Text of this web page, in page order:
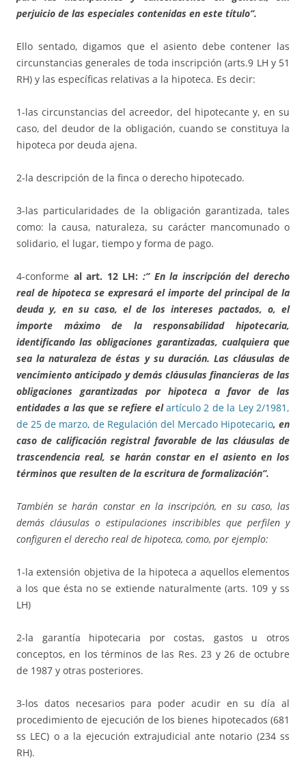
perjuicio de las especiales contenidas en este título”.
Ello sentado, digamos que el asiento debe contener las
circunstancias generales de toda inscripción (arts.9 LH y 51
RH) y las específicas relativas a la hipoteca. Es decir:
1-las circunstancias del acreedor, del hipotecante y, en su
caso, del deudor de la obligación, cuando se constituya la
hipoteca por deuda ajena.
2-la descripción de la finca o derecho hipotecado.
3-las particularidades de la obligación garantizada, tales
como: la causa, naturaleza, su carácter mancomunado o
solidario, el lugar, tiempo y forma de pago.
4-conforme al art. 12 LH: :” En la inscripción del derecho
real de hipoteca se expresará el importe del principal de la
deuda y, en su caso, el de los intereses pactados, o, el
importe máximo de la responsabilidad hipotecaria,
identificando las obligaciones garantizadas, cualquiera que
sea la naturaleza de éstas y su duración. Las cláusulas de
vencimiento anticipado y demás cláusulas financieras de las
obligaciones garantizadas por hipoteca a favor de las
entidades a las que se refiere elartículo 2 de la Ley 2/1981,
de 25 de marzo, de Regulación del Mercado Hipotecario, en
caso de calificación registral favorable de las cláusulas de
trascendencia real, se harán constar en el asiento en los
términos que resulten de la escritura de formalización”.
También se harán constar en la inscripción, en su caso, las
demás cláusulas o estipulaciones inscribibles que perfilen y
configuren el derecho real de hipoteca, como, por ejemplo:
1-la extensión objetiva de la hipoteca a aquellos elementos
a los que ésta no se extiende naturalmente (arts. 109 y ss
LH)
2-la garantía hipotecaria por costas, gastos u otros
conceptos, en los términos de las Res. 23 y 26 de octubre
de 1987 y otras posteriores.
3-los datos necesarios para poder acudir en su día al
procedimiento de ejecución de los bienes hipotecados (681
ss LEC) o a la ejecución extrajudicial ante notario (234 ss
RH).